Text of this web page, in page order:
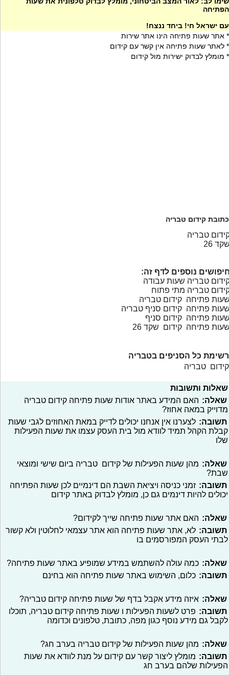
הפתיחה
עם ישראל חי! ביחד ננצח!
* אתר שעות פתיחה הינו אתר שירות
* לאתר שעות פתיחה אין קשר עם קידום
* מומלץ לבדוק ישירות מול קידום
כתובת קידום טבריה
טבריה
26
נוספים לדף זה:
טבריה שעות עבודה
טבריה מתי פתוח
פתיחה קידום טבריה
פתיחה קידום סניף טבריה
פתיחה קידום סניף
פתיחה קידום שקד 26
רשימת כל הסניפים בטבריה
קידום טבריה
שאלות ותשובות
שאלה: האם המידע באתר אודות שעות פתיחה קידום טבריה
מדוייק במאה אחוז?
תשובה: לצערנו אין אנחנו יכולים לדייק במאת האחוזים לגבי שעות
קבלת הקהל תמיד לוודא מול בית העסק עצמו את שעות הפעילות
שלו
שאלה: מהן שעות הפעילות של קידום טבריה ביום שישי ומוצאי
שבת?
תשובה: זמני כניסה ויציאת השבת הם דינמיים לכן שעות הפתיחה
יכולים להיות דינמים גם כן, מומלץ לבדוק באתר קידום
שאלה: האם אתר שעות פתיחה שייך לקידום?
תשובה: לא, אתר שעות פתיחה הוא אתר עצמאי לחלוטין ולא קשור
לבתי העסק המפורסמים בו
שאלה: כמה עולה להשתמש במידע שמופיע באתר שעות פתיחה?
תשובה: כלום, השימוש באתר שעות פתיחה הוא בחינם
שאלה: איזה מידע אקבל בדף של שעות פתיחה קידום טבריה?
תשובה: פרט לשעות הפעילות ו שעות פתיחה קידום טבריה, תוכלו
לקבל גם מידע נוסף כגון מפה, כתובת, טלפונים וכדומה
שאלה: מהן שעות הפעילות של קידום טבריה בערב חג?
תשובה: מומלץ ליצור קשר עם קידום על מנת לוודא את שעות
הפעילות שלהם בערב חג